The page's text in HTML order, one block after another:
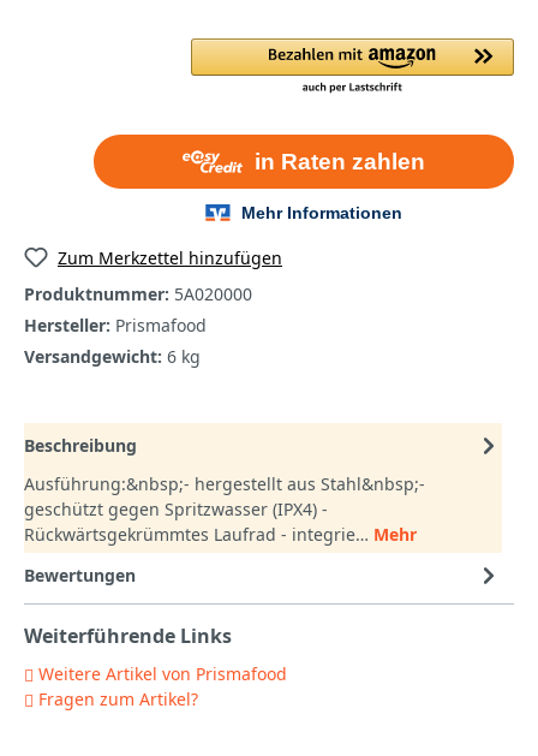
Zum Merkzettel hinzufügen
Produktnummer: 5A020000
Hersteller: Prismafood
Versandgewicht: 6 kg
Beschreibung
Ausführung:&nbsp;- hergestellt aus Stahl&nbsp;-
geschützt gegen Spritzwasser (IPX4) -
Rückwärtsgekrümmtes Laufrad - integrie… Mehr
Bewertungen
Weiterführende Links
Weitere Artikel von Prismafood
Fragen zum Artikel?